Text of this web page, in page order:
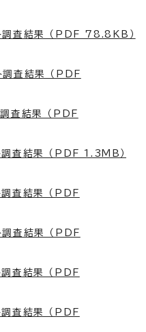
調査結果 （PDF 78.8KB）
査結果 （PDF
査結果 （PDF
査結果 （PDF 1.3MB）
査結果 （PDF
査結果 （PDF
査結果 （PDF
査結果 （PDF